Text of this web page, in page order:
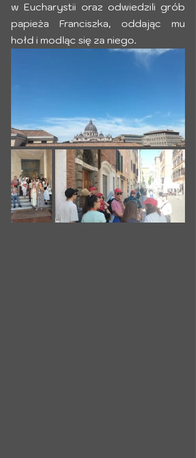
w Eucharystii oraz odwiedzili grób
papieża Franciszka, oddając mu
hołd i modląc się za niego.